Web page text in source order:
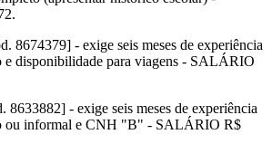
8674379] - exige seis meses de experiência
e disponibilidade para viagens - SALÁRIO
8633882] - exige seis meses de experiência
ou informal e CNH "B" - SALÁRIO R$